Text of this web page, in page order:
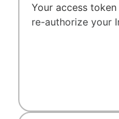
Your access
re-authorize your